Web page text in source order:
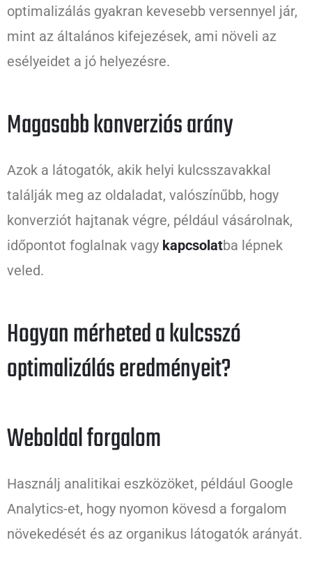
optimalizálás gyakran kevesebb versennyel jár,
mint az általános kifejezések, ami növeli az
esélyeidet a jó helyezésre.
Magasabb konverziós arány
Azok a látogatók, akik helyi kulcsszavakkal
találják meg az oldaladat, valószínűbb, hogy
konverziót hajtanak végre, például vásárolnak,
időpontot foglalnak vagy kapcsolatba lépnek
veled.
Hogyan mérheted a kulcsszó
optimalizálás eredményeit?
Weboldal forgalom
Használj analitikai eszközöket, például Google
Analytics-et, hogy nyomon kövesd a forgalom
növekedését és az organikus látogatók arányát.